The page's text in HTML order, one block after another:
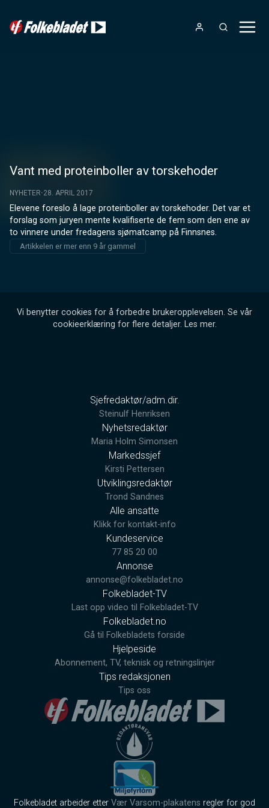
Vant med proteinboller av torskehoder
NYHETER 28. APRIL 2017
Elevene foreslo å lage proteinboller av torskehoder. Det var et
forslag som juryen mente kvalifiserte de fem som den ene av
to vinnere under fredagens sjømatcamp på Finnsnes.
Artikkelen er mer enn 9 år gammel
Vi benytter cookies for å forbedre brukeropplevelsen. Se vår
cookieerklæring for flere detaljer. Les mer.
Sjefredaktør/adm.dir.
Steinulf Henriksen
Nyhetsredaktør
Maria Holm Simonsen
Markedssjef
Kirsti Pettersen
Utviklingsredaktør
Trond Sandnes
Alle ansatte
Klikk for kontakt-info
Kundeservice
77 85 20 00
Annonse
annonse@folkebladet.no
Folkebladet-TV
Last opp video til Folkebladet-TV
Folkebladet.no
Gå til Folkebladets forside
Hjelpeside
Abonnement, TV, teknisk og retningslinjer
Tips redaksjonen
Tips oss
Folkebladet arbeider etter Vær Varsom-plakatens regler for god